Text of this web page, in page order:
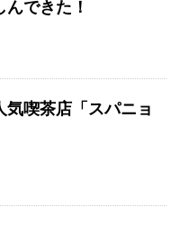
できた！
気喫茶店「スパニョ